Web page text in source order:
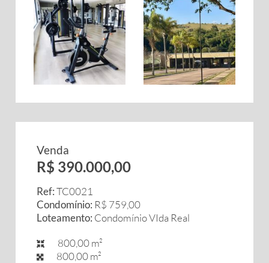
Venda
R$ 390.000,00
Ref:TC0021
Condomínio: R$ 759,00
Loteamento: Condomínio VIda Real
800,00 m²
800,00 m²